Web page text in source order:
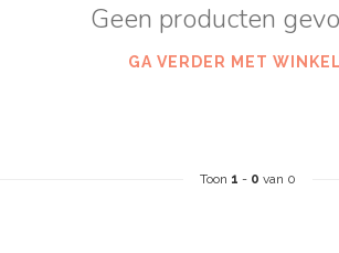
Geen producten
GA VERDER MET
Toon 1 - 0 van 0